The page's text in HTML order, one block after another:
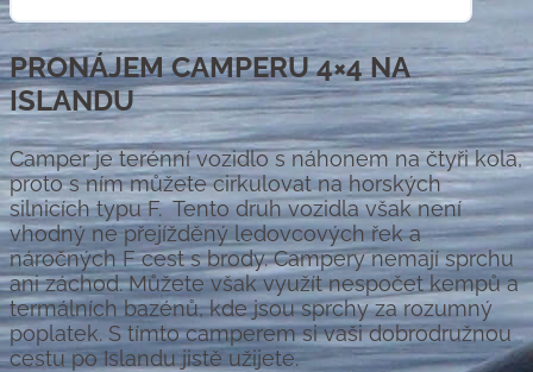
PRONÁJEM CAMPERU 4×4 NA
ISLANDU
Camper je terénní vozidlo s náhonem na čtyři kola,
proto s ním můžete cirkulovat na horských
silnicích typu F. Tento druh vozidla však není
vhodný ne přejížděný ledovcových řek a
náročných F cest s brody. Campery nemají sprchu
ani záchod. Můžete však využít nespočet kempů a
termálních bazénů, kde jsou sprchy za rozumný
poplatek. S tímto camperem si vaši dobrodružnou
cestu po Islandu jistě užijete.